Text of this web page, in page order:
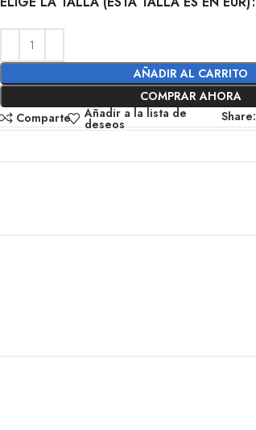
AÑADIR AL CARRITO
COMPRAR AHORA
Comparte
Añadir a la lista de
deseos Share: